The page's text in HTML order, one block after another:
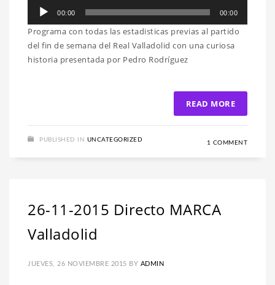
Reproductor
audio
00:00 00:00
Programa con todas las estadisticas previas al partido
del fin de semana del Real Valladolid con una curiosa
historia presentada por Pedro Rodríguez
READ MORE
PUBLISHED IN UNCATEGORIZED 1 COMMENT
26-11-2015 Directo MARCA
Valladolid
JUEVES, 26 NOVIEMBRE 2015 BY ADMIN